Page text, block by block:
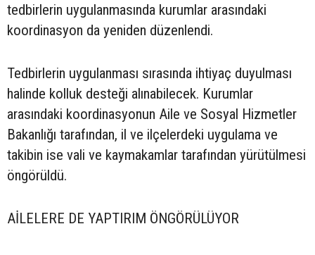
tedbirlerin uygulanmasında kurumlar arasındaki
koordinasyon da yeniden düzenlendi.
Tedbirlerin uygulanması sırasında ihtiyaç duyulması
halinde kolluk desteği alınabilecek. Kurumlar
arasındaki koordinasyonun Aile ve Sosyal Hizmetler
Bakanlığı tarafından, il ve ilçelerdeki uygulama ve
takibin ise vali ve kaymakamlar tarafından yürütülmesi
öngörüldü.
AİLELERE DE YAPTIRIM ÖNGÖRÜLÜYOR